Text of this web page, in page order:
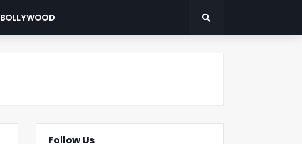
BOLLYWOOD
Follow Us